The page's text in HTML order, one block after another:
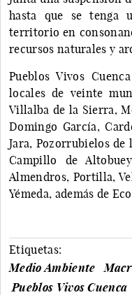
hasta que se tenga
territorio en
recursos naturales y
Pueblos Vivos
locales de veinte
Villalba de la Sierra,
Domingo García,
Jara, Pozorrubielos
Campillo de
Almendros, Portilla,
Yémeda, además de
Etiquetas:
Medio Ambiente
Pueblos Vivos Cuenca